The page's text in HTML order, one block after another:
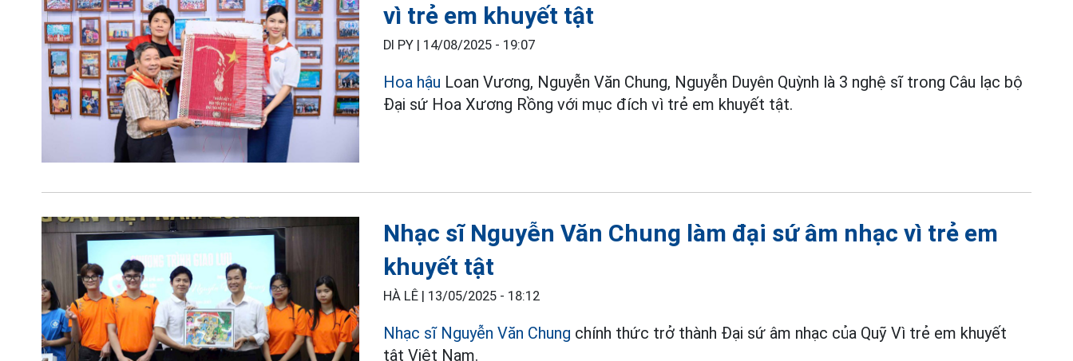
vì trẻ em khuyết tật
DI PY | 14/08/2025 - 19:07
Hoa hậu Loan Vương, Nguyễn Văn Chung, Nguyễn Duyên Quỳnh là 3 nghệ sĩ trong Câu lạc bộ
Đại sứ Hoa Xương Rồng với mục đích vì trẻ em khuyết tật.
Nhạc sĩ Nguyễn Văn Chung làm đại sứ âm nhạc vì trẻ em
khuyết tật
HÀ LÊ | 13/05/2025 - 18:12
Nhạc sĩ Nguyễn Văn Chung chính thức trở thành Đại sứ âm nhạc của Quỹ Vì trẻ em khuyết
tật Việt Nam.